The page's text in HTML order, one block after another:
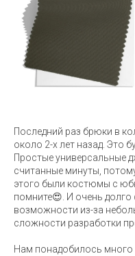
Последний раз брюки в
около 2-х лет назад. Это
Простые универсальные
считанные минуты,
этого были костюмы с
помните😍. И очень
возможности из-за
сложности разработки
Нам понадобилось много